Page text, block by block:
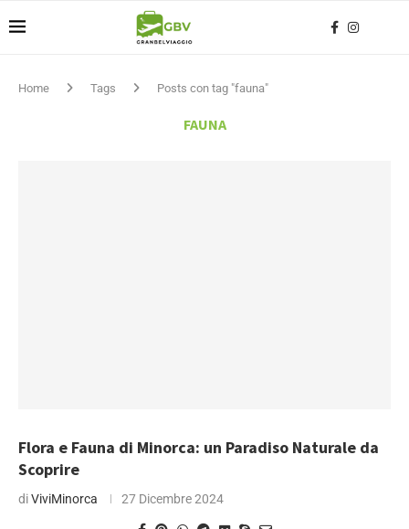
Home Tags Posts con tag "fauna"
FAUNA
Flora e Fauna di Minorca: un Paradiso Naturale da
Scoprire
diViviMinorca 27 Dicembre 2024